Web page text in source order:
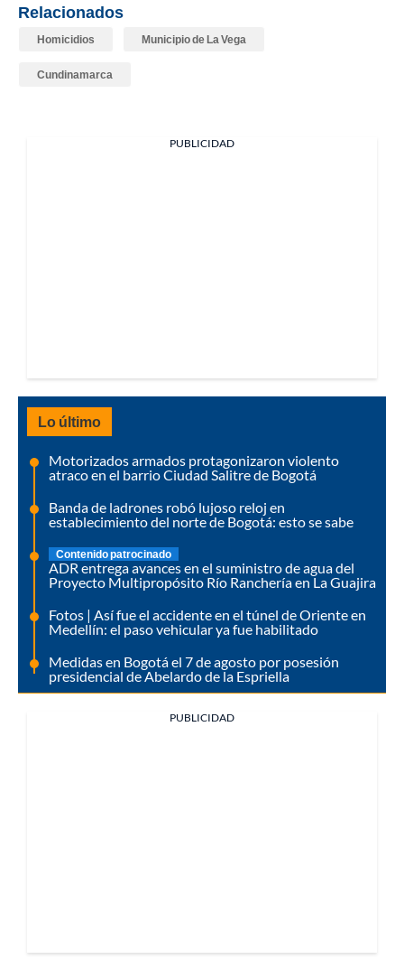
Relacionados
Homicidios Municipio de La Vega
Cundinamarca
PUBLICIDAD
Lo último
Motorizados armados protagonizaron violento
atraco en el barrio Ciudad Salitre de Bogotá
Banda de ladrones robó lujoso reloj en
establecimiento del norte de Bogotá: esto se sabe
Contenido patrocinado
ADR entrega avances en el suministro de agua del
Proyecto Multipropósito Río Ranchería en La Guajira
Fotos | Así fue el accidente en el túnel de Oriente en
Medellín: el paso vehicular ya fue habilitado
Medidas en Bogotá el 7 de agosto por posesión
presidencial de Abelardo de la Espriella
PUBLICIDAD